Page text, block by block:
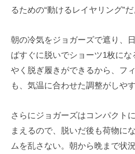
るための“動けるレイヤリング”だ
朝の冷気をジョガーズで遮り、
ばすぐに脱いでショーツ1枚に
やく脱ぎ履きができるから、フ
も、気温に合わせた調整がしやす
さらにジョガーズはコンパクト
まえるので、脱いだ後も荷物に
ムを乱さない。朝から晩まで状